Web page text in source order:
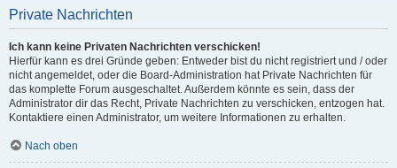
Private Nachrichten
Ich kann keine Privaten Nachrichten verschicken!
Hierfür kann es drei Gründe geben: Entweder bist du nicht registriert und / oder
nicht angemeldet, oder die Board-Administration hat Private Nachrichten für
das komplette Forum ausgeschaltet. Außerdem könnte es sein, dass der
Administrator dir das Recht, Private Nachrichten zu verschicken, entzogen hat.
Kontaktiere einen Administrator, um weitere Informationen zu erhalten.
Nach oben